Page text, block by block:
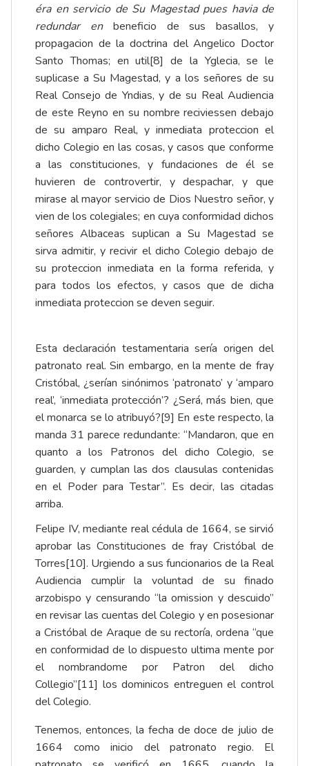
éra en servicio de Su Magestad pues havia de
redundar en beneficio de sus basallos, y
propagacion de la doctrina del Angelico Doctor
Santo Thomas; en util[8] de la Yglecia, se le
suplicase a Su Magestad, y a los señores de su
Real Consejo de Yndias, y de su Real Audiencia
de este Reyno en su nombre reciviessen debajo
de su amparo Real, y inmediata proteccion el
dicho Colegio en las cosas, y casos que conforme
a las constituciones, y fundaciones de él se
huvieren de controvertir, y despachar, y que
mirase al mayor servicio de Dios Nuestro señor, y
vien de los colegiales; en cuya conformidad dichos
señores Albaceas suplican a Su Magestad se
sirva admitir, y recivir el dicho Colegio debajo de
su proteccion inmediata en la forma referida, y
para todos los efectos, y casos que de dicha
inmediata proteccion se deven seguir.
Esta declaración testamentaria sería origen del
patronato real. Sin embargo, en la mente de fray
Cristóbal, ¿serían sinónimos ‘patronato’ y ‘amparo
real’, ‘inmediata protección’? ¿Será, más bien, que
el monarca se lo atribuyó?[9] En este respecto, la
manda 31 parece redundante: “Mandaron, que en
quanto a los Patronos del dicho Colegio, se
guarden, y cumplan las dos clausulas contenidas
en el Poder para Testar”. Es decir, las citadas
arriba.
Felipe IV, mediante real cédula de 1664, se sirvió
aprobar las Constituciones de fray Cristóbal de
Torres[10]. Urgiendo a sus funcionarios de la Real
Audiencia cumplir la voluntad de su finado
arzobispo y censurando “la omission y descuido”
en revisar las cuentas del Colegio y en posesionar
a Cristóbal de Araque de su rectoría, ordena “que
en conformidad de lo dispuesto ultima mente por
el nombrandome por Patron del dicho
Collegio”[11] los dominicos entreguen el control
del Colegio.
Tenemos, entonces, la fecha de doce de julio de
1664 como inicio del patronato regio. El